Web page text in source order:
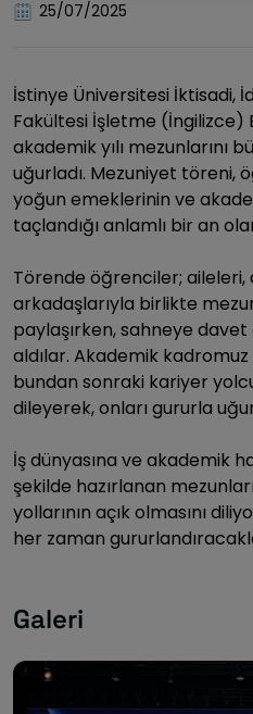
25/07/2025
İstinye Üniversitesi İktisadi,
Fakültesi İşletme (İngilizce)
akademik yılı mezunlarını
uğurladı. Mezuniyet töreni,
yoğun emeklerinin ve
taçlandığı anlamlı bir an
Törende öğrenciler;
arkadaşlarıyla birlikte
paylaşırken, sahneye davet
aldılar. Akademik
bundan sonraki kariyer
dileyerek, onları gururla
İş dünyasına ve akademik
şekilde hazırlanan
yollarının açık olmasını
her zaman
Galeri